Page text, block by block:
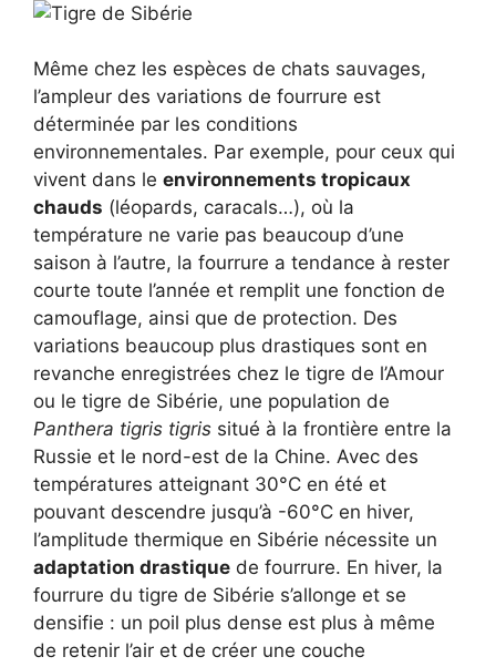
Même chez les espèces de chats sauvages,
l’ampleur des variations de fourrure est
déterminée par les conditions
environnementales. Par exemple, pour ceux qui
vivent dans le environnements tropicaux
chauds (léopards, caracals…), où la
température ne varie pas beaucoup d’une
saison à l’autre, la fourrure a tendance à rester
courte toute l’année et remplit une fonction de
camouflage, ainsi que de protection. Des
variations beaucoup plus drastiques sont en
revanche enregistrées chez le tigre de l’Amour
ou le tigre de Sibérie, une population de
Panthera tigris tigris situé à la frontière entre la
Russie et le nord-est de la Chine. Avec des
températures atteignant 30°C en été et
pouvant descendre jusqu’à -60°C en hiver,
l’amplitude thermique en Sibérie nécessite un
adaptation drastique de fourrure. En hiver, la
fourrure du tigre de Sibérie s’allonge et se
densifie : un poil plus dense est plus à même
de retenir l’air et de créer une couche